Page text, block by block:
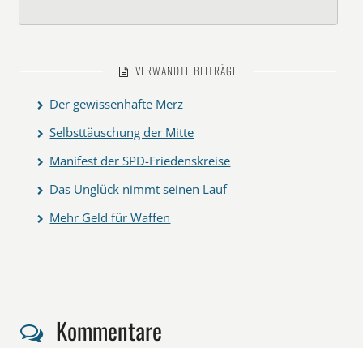
VERWANDTE BEITRÄGE
Der gewissenhafte Merz
Selbsttäuschung der Mitte
Manifest der SPD-Friedenskreise
Das Unglück nimmt seinen Lauf
Mehr Geld für Waffen
Kommentare